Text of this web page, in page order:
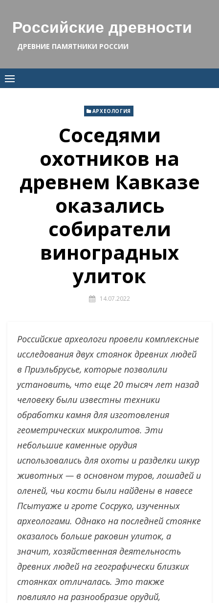
contentРоссийские древности
ДРЕВНИЕ ПАМЯТНИКИ РОССИИ
АРХЕОЛОГИЯ
Соседями
охотников на
древнем Кавказе
оказались
собиратели
виноградных
улиток
14.07.2022
Российские археологи провели комплексные
исследования двух стоянок древних людей
в Приэльбрусье, которые позволили
установить, что еще 20 тысяч лет назад
человеку были известны техники
обработки камня для изготовления
геометрических микролитов. Эти
небольшие каменные орудия
использовались для охоты и разделки шкур
животных — в основном туров, лошадей и
оленей, чьи кости были найдены в навесе
Псытуаже и гроте Сосруко, изученных
археологами. Однако на последней стоянке
оказалось больше раковин улиток, а
значит, хозяйственная деятельность
древних людей на географически близких
стоянках отличалась. Это также
повлияло на разнообразие орудий,